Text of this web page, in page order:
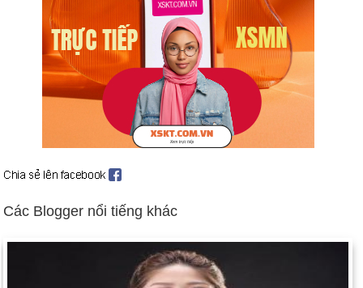
Người Mỹ, Leon Klinghoffer, bị giết (ngày 8 tháng 10); Chính
phủ Ý bị lật đổ do khủng hoảng chính trị vì không tặc (ngày 16
tháng 10).
Reagan và Gorbachev gặp nhau tại hội nghị thượng đỉnh (ngày
19 tháng 11); đồng ý đẩy mạnh các cuộc đàm phán về kiểm
soát vũ khí và đổi mới các cuộc tiếp xúc văn hóa (ngày 21
tháng 11). Bối cảnh: giải trừ vũ khí hạt nhân
Những kẻ khủng bố bắt giữ máy bay Boeing 737 của Ai Cập
khi máy bay của lực lượng Ai Cập tấn công vào Malta (ngày
Các Blogger nổi tiếng khác